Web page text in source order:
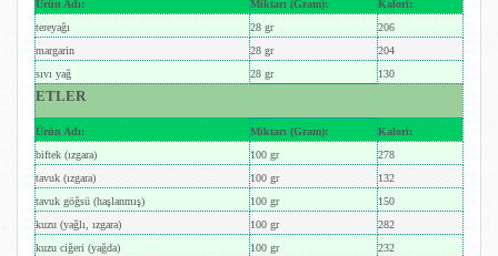
Ürün Adı: Miktarı (Gram):
Kalori:
tereyağı
28 gr
206
margarin
28 gr
204
sıvı yağ
28 gr 130
ETLER
Ürün Adı: Miktarı (Gram):
Kalori:
biftek (ızgara)
100 gr
278
tavuk (ızgara)
100 gr
132
tavuk göğsü (haşlanmış)
100 gr
150
kuzu (yağlı, ızgara)
100 gr
282
kuzu ciğeri (yağda)
100 gr
232